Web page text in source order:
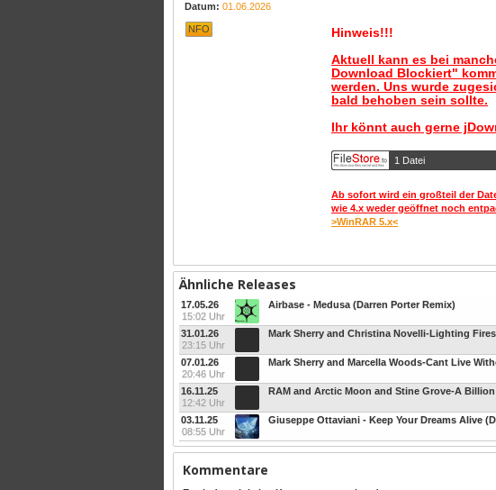
Datum: 01.06.2026
NFO
Hinweis!!!
Aktuell kann es bei
Download Blockiert"
werden. Uns wurde
bald behoben sein sollte.
Ihr könnt auch gerne
1 Datei
Ab sofort wird ein großteil der
wie 4.x weder geöffnet noch
>WinRAR 5.x<
Ähnliche Releases
17.05.26
15:02 Uhr
Airbase - Medusa (Darren Porter Remix)
31.01.26
23:15 Uhr
07.01.26
20:46 Uhr
16.11.25
12:42 Uhr
03.11.25
08:55 Uhr
Kommentare